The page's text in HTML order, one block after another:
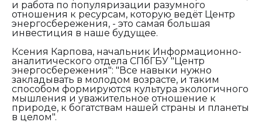
и работа по популяризации разумного
отношения к ресурсам, которую ведёт Центр
энергосбережения, - это самая большая
инвестиция в наше будущее.
Ксения Карпова, начальник Информационно-
аналитического отдела СПбГБУ "Центр
энергосбережения": "Все навыки нужно
закладывать в молодом возрасте, и таким
способом формируются культура экологичного
мышления и уважительное отношение к
природе, к богатствам нашей страны и планеты
в целом".